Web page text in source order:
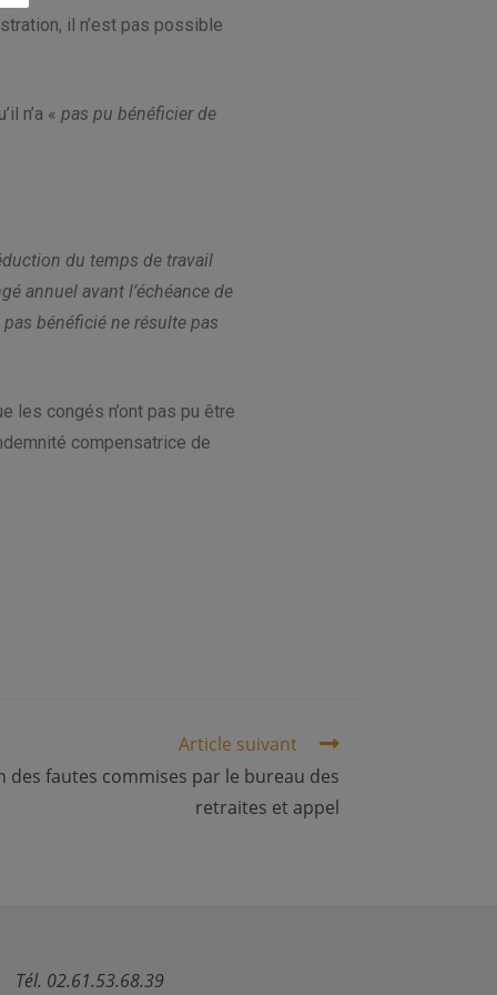
il n’est pas possible
n’a « pas pu bénéficier de
du temps de travail
annuel avant l’échéance de
pas bénéficié ne résulte pas
les congés n’ont pas pu être
compensatrice de
Article suivant
des fautes commises par le bureau des
retraites et appel
Tél. 02.61.53.68.39